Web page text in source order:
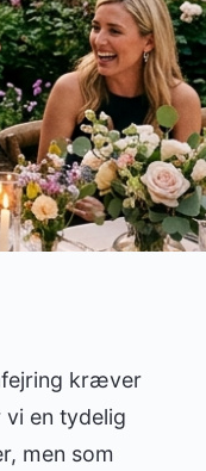
kræver
vi en tydelig
men som